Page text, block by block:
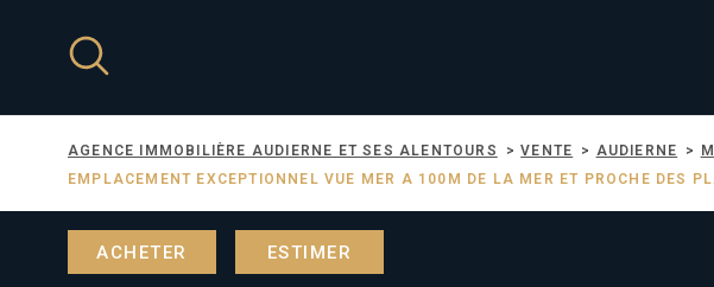
AGENCE IMMOBILIÈRE AUDIERNE ET SES ALENTOURS VENTE AUDIERNE
EMPLACEMENT EXCEPTIONNEL VUE MER A 100M DE LA MER ET PROCHE DES
ACHETER ESTIMER